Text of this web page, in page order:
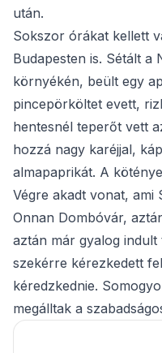
után.
Sokszor órákat kellett
Budapesten is. Sétált a
környékén, beült egy
pincepörköltet evett,
hentesnél teperőt vett
hozzá nagy karéjjal,
almapaprikát. A
Végre akadt vonat, ami
Onnan Dombóvár,
aztán már gyalog
szekérre kérezkedett
kéredzkednie.
megálltak a